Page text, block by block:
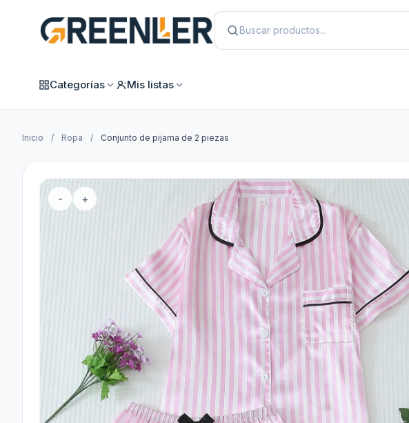
Categorías Mis listas
Inicio / Ropa / Conjunto de pijama de 2 piezas
- +